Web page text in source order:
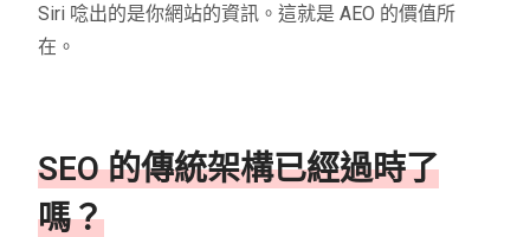
Siri 唸出的是你網站的資訊。這就是 AEO 的價值所
在。
SEO 的傳統架構已經過時了
嗎？